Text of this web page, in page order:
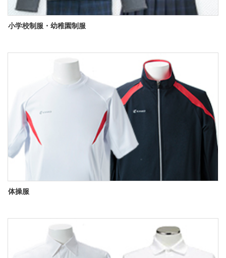
小学校制服・幼稚園制服
体操服